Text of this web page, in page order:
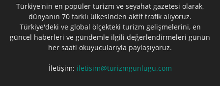
Türkiye'nin en popüler turizm ve seyahat gazetesi olarak,
dünyanın 70 farklı ülkesinden aktif trafik alıyoruz.
Türkiye'deki ve global ölçekteki turizm gelişmelerini, en
güncel haberleri ve gündemle ilgili değerlendirmeleri günün
her saati okuyucularıyla paylaşıyoruz.
İletişim: iletisim@turizmgunlugu.com